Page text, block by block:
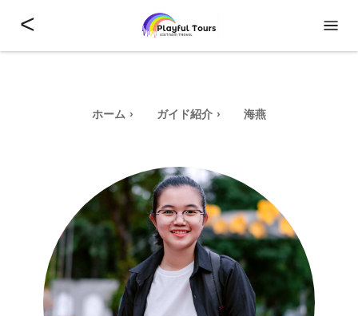
<
ホーム ガイド紹介 海燕